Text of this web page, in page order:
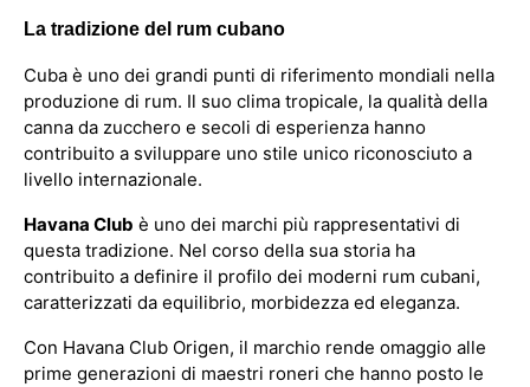
La tradizione del rum cubano
Cuba è uno dei grandi punti di riferimento mondiali nella
produzione di rum. Il suo clima tropicale, la qualità della
canna da zucchero e secoli di esperienza hanno
contribuito a sviluppare uno stile unico riconosciuto a
livello internazionale.
Havana Club è uno dei marchi più rappresentativi di
questa tradizione. Nel corso della sua storia ha
contribuito a definire il profilo dei moderni rum cubani,
caratterizzati da equilibrio, morbidezza ed eleganza.
Con Havana Club Origen, il marchio rende omaggio alle
prime generazioni di maestri roneri che hanno posto le